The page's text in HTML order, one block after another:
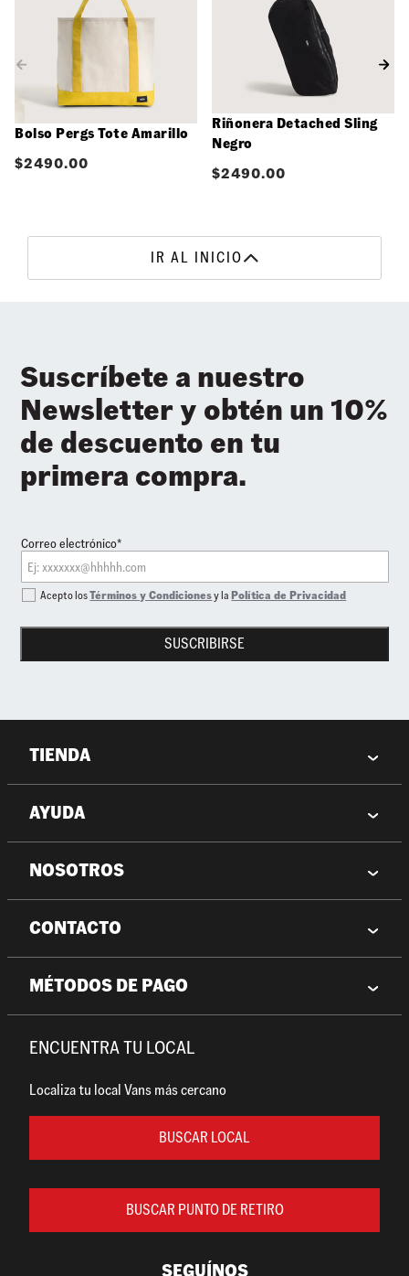
Bolso Pergs Tote Amarillo
$2490.00
Riñonera Detached Sling
Negro
$2490.00
IR AL INICIO
Suscríbete a nuestro
Newsletter y obtén un 10%
de descuento en tu
primera compra.
Correo electrónico*
SUSCRIBIRSE
Acepto losTérminos y Condicionesy laPolítica de Privacidad
TIENDA
AYUDA
NOSOTROS
CONTACTO
MÉTODOS DE PAGO
ENCUENTRA TU LOCAL
Localiza tu local Vans más cercano
BUSCAR LOCAL
BUSCAR PUNTO DE RETIRO
SEGUÍNOS